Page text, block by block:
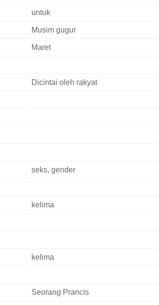
untuk
Musim gugur
Maret
Dicintai oleh rakyat
seks, gender
kelima
kelima
Seorang Prancis